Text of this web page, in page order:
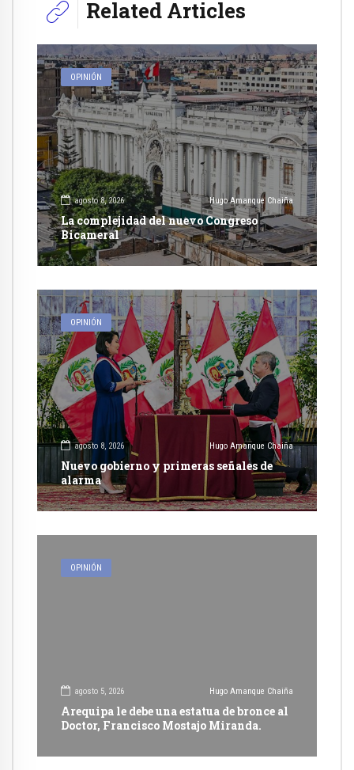
Related Articles
OPINIÓN
agosto 8, 2026 Hugo Amanque Chaiña
La complejidad del nuevo Congreso
Bicameral
OPINIÓN
agosto 8, 2026 Hugo Amanque Chaiña
Nuevo gobierno y primeras señales de
alarma
OPINIÓN
agosto 5, 2026 Hugo Amanque Chaiña
Arequipa le debe una estatua de bronce al
Doctor, Francisco Mostajo Miranda.